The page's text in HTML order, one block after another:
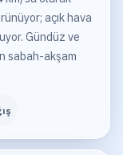
açık hava
Gündüz ve
sabah-akşam